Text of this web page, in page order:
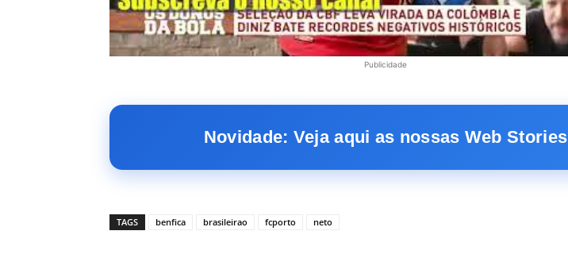
Publicidade
Novidade: Veja aqui as nossas Web Stories
TAGS benfica brasileirao fcporto neto